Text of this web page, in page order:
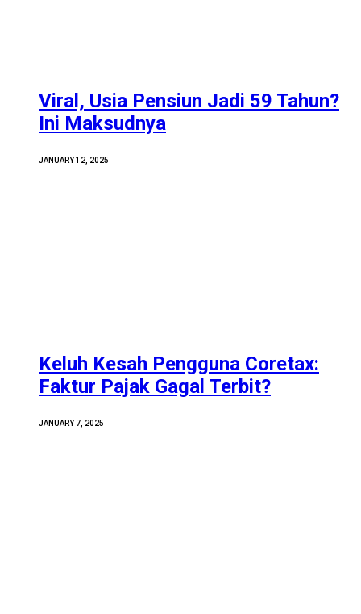
Viral, Usia Pensiun Jadi 59 Tahun?
Ini Maksudnya
JANUARY 12, 2025
Keluh Kesah Pengguna Coretax:
Faktur Pajak Gagal Terbit?
JANUARY 7, 2025